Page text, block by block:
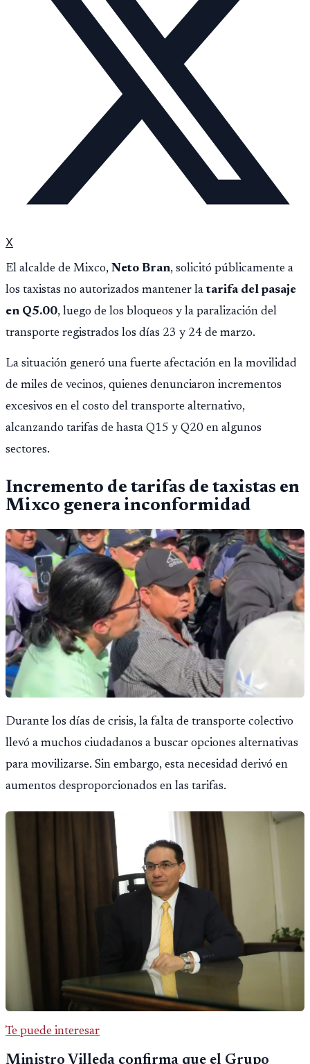
X
El alcalde de Mixco, Neto Bran, solicitó públicamente a
los taxistas no autorizados mantener latarifa del pasaje
en Q5.00, luego de los bloqueos y la paralización del
transporte registrados los días 23 y 24 de marzo.
La situación generó una fuerte afectación en la movilidad
de miles de vecinos, quienes denunciaron incrementos
excesivos en el costo del transporte alternativo,
alcanzando tarifas de hasta Q15 y Q20 en algunos
sectores.
Incremento de tarifas de taxistas en
Mixco genera inconformidad
Durante los días de crisis, la falta de transporte colectivo
llevó a muchos ciudadanos a buscar opciones alternativas
para movilizarse. Sin embargo, esta necesidad derivó en
aumentos desproporcionados en las tarifas.
Te puede interesar
Ministro Villeda confirma que el Grupo